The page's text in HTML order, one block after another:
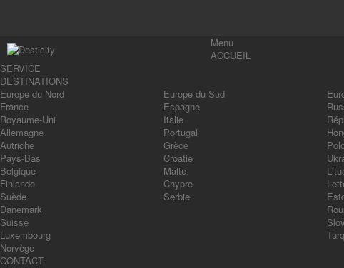
Menu
ACCUEIL
SERVICE
DESTINATIONS
Europe du Nord
France
Royaume-Uni
Allemagne
Autriche
Pays-Bas
Belgique
Finlande
Suède
Danemark
Suisse
Luxembourg
Norvège
Europe du Sud
Espagne
Italie
Portugal
Grèce
Croatie
Malte
Chypre
Serbie
CONTACT